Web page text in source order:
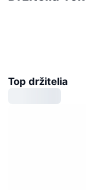
Top držitelia